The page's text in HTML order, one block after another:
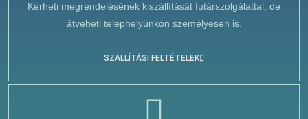
Kérheti megrendelésének kiszállítását futárszolgálattal, de
átveheti telephelyünkön személyesen is.
SZÁLLÍTÁSI FELTÉTELEK